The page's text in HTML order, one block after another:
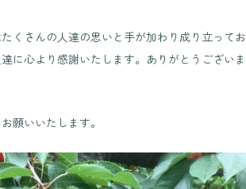
くさんの人達の思いと手が加わり成り立ってお
に心より感謝いたします。ありがとうございま
願いいたします。